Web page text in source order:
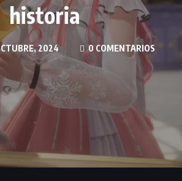
historia
2024 0 COMENTARIOS